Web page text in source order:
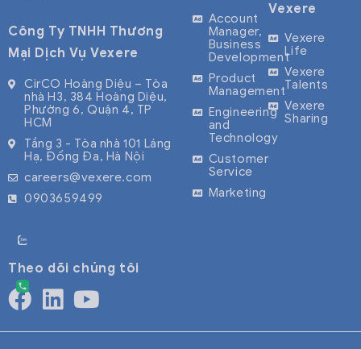
Công Ty TNHH Thương
Mại Dịch Vụ Vexere
CirCO Hoàng Diệu – Tòa
nhà H3, 384 Hoàng Diệu,
Phường 6, Quận 4, TP
HCM
Tầng 3 - Tòa nhà 101 Láng
Hạ, Đống Đa, Hà Nội
careers@vexere.com
0903659499
Account
Manager,
Business
Development
Product
Management
Engineering
and
Technology
Customer
Service
Marketing
Vexere
Vexere
Life
Vexere
Talents
Vexere
Sharing
Theo dõi chúng tôi